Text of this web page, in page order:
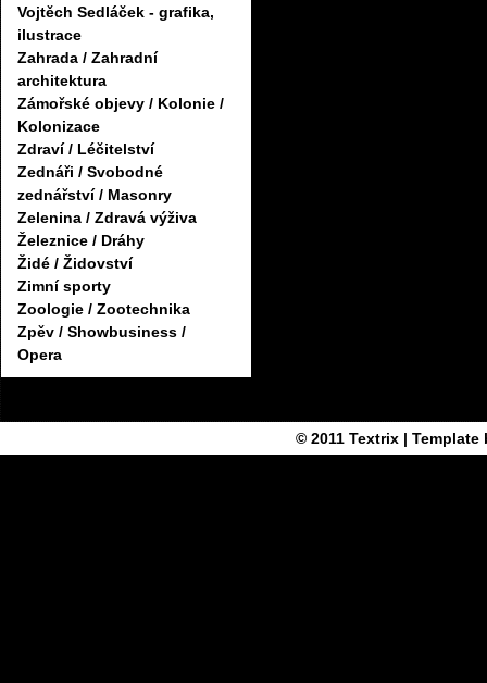
Vojtěch Sedláček - grafika,
ilustrace
Zahrada / Zahradní
architektura
Zámořské objevy / Kolonie /
Kolonizace
Zdraví / Léčitelství
Zednáři / Svobodné
zednářství / Masonry
Zelenina / Zdravá výživa
Železnice / Dráhy
Židé / Židovství
Zimní sporty
Zoologie / Zootechnika
Zpěv / Showbusiness /
Opera
© 2011 Textrix| Template